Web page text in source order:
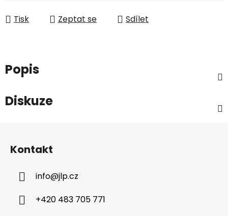
Tisk Zeptat se Sdílet
Popis
Diskuze
Kontakt
info@jlp.cz
+420 483 705 771